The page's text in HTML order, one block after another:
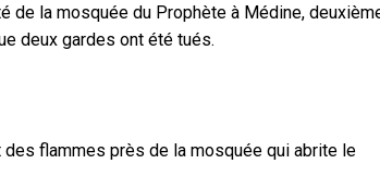
la mosquée du Prophète à Médine,
deux gardes ont été tués.
flammes près de la mosquée qui abrite le